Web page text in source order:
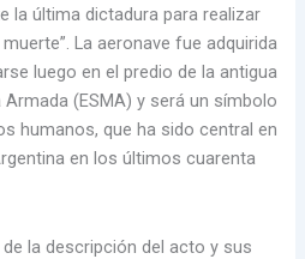
la última dictadura para realizar
La aeronave fue adquirida
luego en el predio de la antigua
Armada (ESMA) y será un símbolo
humanos, que ha sido central en
en los últimos cuarenta
la descripción del acto y sus